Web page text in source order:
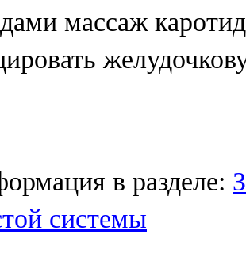
массаж
в разделе:
системы